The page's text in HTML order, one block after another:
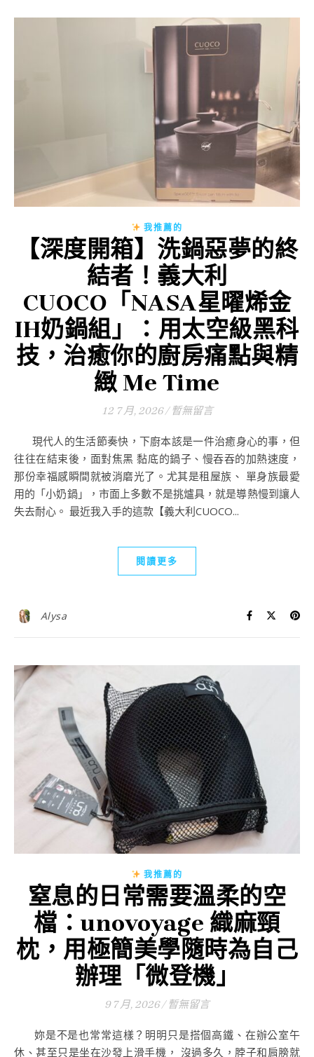
我推薦的
【深度開箱】洗鍋惡夢的終
結者！義大利
CUOCO「NASA星曜烯金
IH奶鍋組」：用太空級黑科
技，治癒你的廚房痛點與精
緻 Me Time
12 7 月, 2026 / 暫無留言
現代人的生活節奏快，下廚本該是一件治癒身心的事，但
往往在結束後，面對焦黑 黏底的鍋子、慢吞吞的加熱速度，
那份幸福感瞬間就被消磨光了。尤其是租屋族、 單身族最愛
用的「小奶鍋」，市面上多數不是挑爐具，就是導熱慢到讓人
失去耐心。 最近我入手的這款【義大利CUOCO...
閱讀更多
Alysa
我推薦的
窒息的日常需要溫柔的空
檔：unovoyage 織麻頸
枕，用極簡美學隨時為自己
辦理「微登機」
9 7 月, 2026 / 暫無留言
妳是不是也常常這樣？明明只是搭個高鐵、在辦公室午
休、甚至只是坐在沙發上滑手機， 沒過多久，脖子和肩膀就